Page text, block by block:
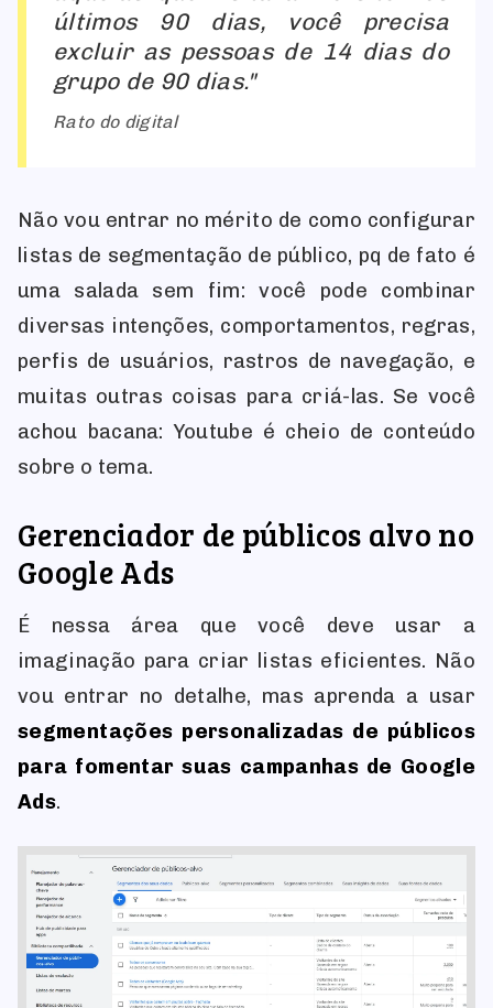
últimos 90 dias, você precisa
excluir as pessoas de 14 dias do
grupo de 90 dias.
Rato do digital
Não vou entrar no mérito de como configurar
listas de segmentação de público, pq de fato é
uma salada sem fim: você pode combinar
diversas intenções, comportamentos, regras,
perfis de usuários, rastros de navegação, e
muitas outras coisas para criá-las. Se você
achou bacana: Youtube é cheio de conteúdo
sobre o tema.
Gerenciador de públicos alvo no
Google Ads
É nessa área que você deve usar a
imaginação para criar listas eficientes. Não
vou entrar no detalhe, mas aprenda a usar
segmentações personalizadas de públicos
para fomentar suas campanhas de Google
Ads.